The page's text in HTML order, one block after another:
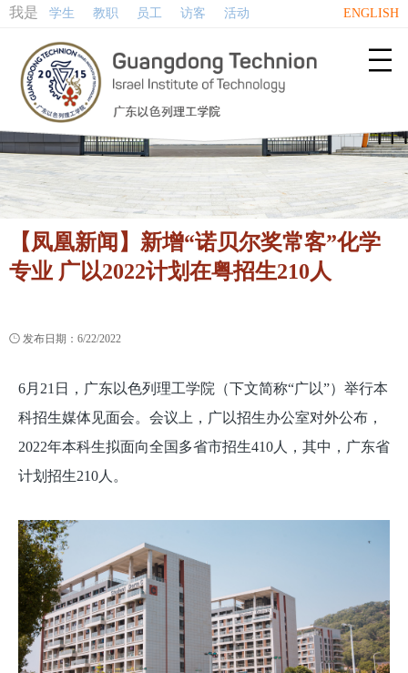
我是 学生 教职 员工 访客 活动 ENGLISH

【凤凰新闻】新增“诺贝尔奖常客”化学
专业 广以2022计划在粤招生210人
 发布日期：6/22/2022
6月21日，广东以色列理工学院（下文简称“广以”）举行本
科招生媒体见面会。会议上，广以招生办公室对外公布，
2022年本科生拟面向全国多省市招生410人，其中，广东省
计划招生210人。